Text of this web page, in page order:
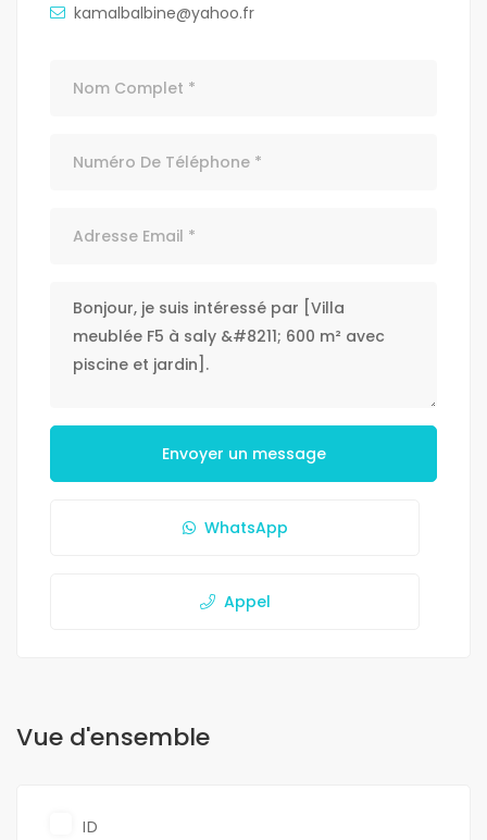
kamalbalbine@yahoo.fr
Envoyer un message
WhatsApp
Appel
Vue d'ensemble
ID